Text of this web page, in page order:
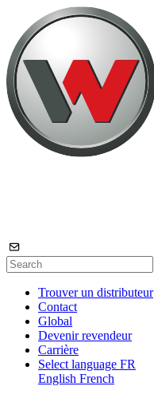
Trouver un distributeur
Contact
Global
Devenir revendeur
Carrière
Select language FR
English French